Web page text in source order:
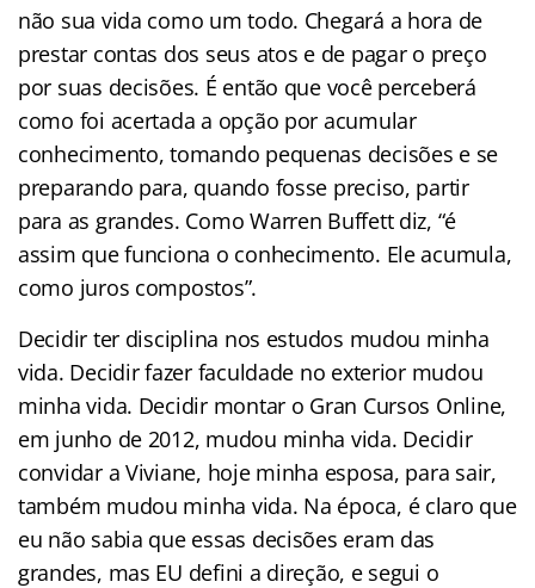
não sua vida como um todo. Chegará a hora de
prestar contas dos seus atos e de pagar o preço
por suas decisões. É então que você perceberá
como foi acertada a opção por acumular
conhecimento, tomando pequenas decisões e se
preparando para, quando fosse preciso, partir
para as grandes. Como Warren Buffett diz, “é
assim que funciona o conhecimento. Ele acumula,
como juros compostos”.
Decidir ter disciplina nos estudos mudou minha
vida. Decidir fazer faculdade no exterior mudou
minha vida. Decidir montar o Gran Cursos Online,
em junho de 2012, mudou minha vida. Decidir
convidar a Viviane, hoje minha esposa, para sair,
também mudou minha vida. Na época, é claro que
eu não sabia que essas decisões eram das
grandes, mas EU defini a direção, e segui o